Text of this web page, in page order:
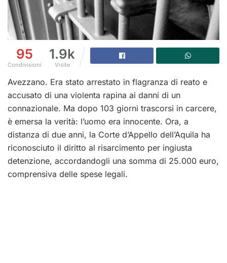
95
Condivisioni
1.9k
Visite
Avezzano. Era stato arrestato in flagranza di reato e
accusato di una violenta rapina ai danni di un
connazionale. Ma dopo 103 giorni trascorsi in carcere,
è emersa la verità: l’uomo era innocente. Ora, a
distanza di due anni, la Corte d’Appello dell’Aquila ha
riconosciuto il diritto al risarcimento per ingiusta
detenzione, accordandogli una somma di 25.000 euro,
comprensiva delle spese legali.